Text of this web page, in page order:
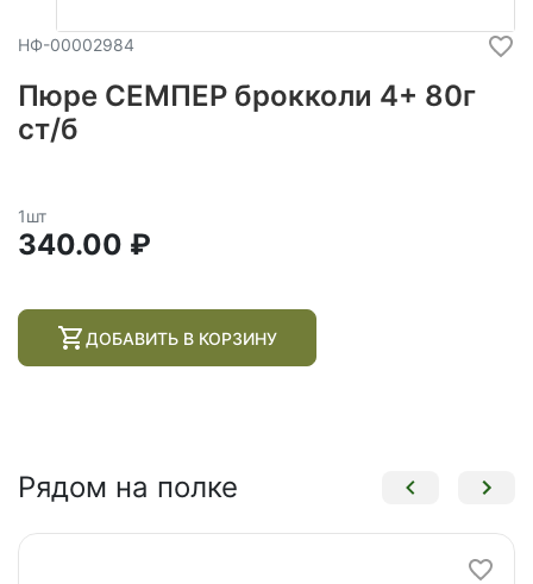
НФ-00002984
Пюре СЕМПЕР брокколи 4+ 80г
ст/б
1шт
340.00 ₽
ДОБАВИТЬ В КОРЗИНУ
Рядом на полке